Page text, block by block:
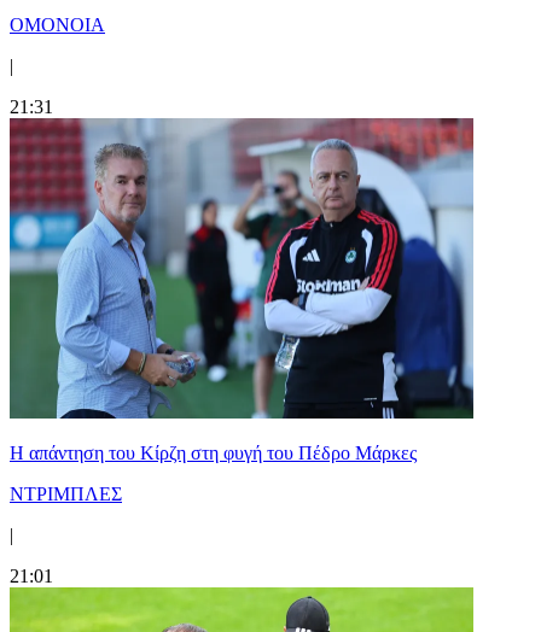
ΟΜΟΝΟΙΑ
|
21:31
Η απάντηση του Κίρζη στη φυγή του Πέδρο Μάρκες
ΝΤΡΙΜΠΛΕΣ
|
21:01